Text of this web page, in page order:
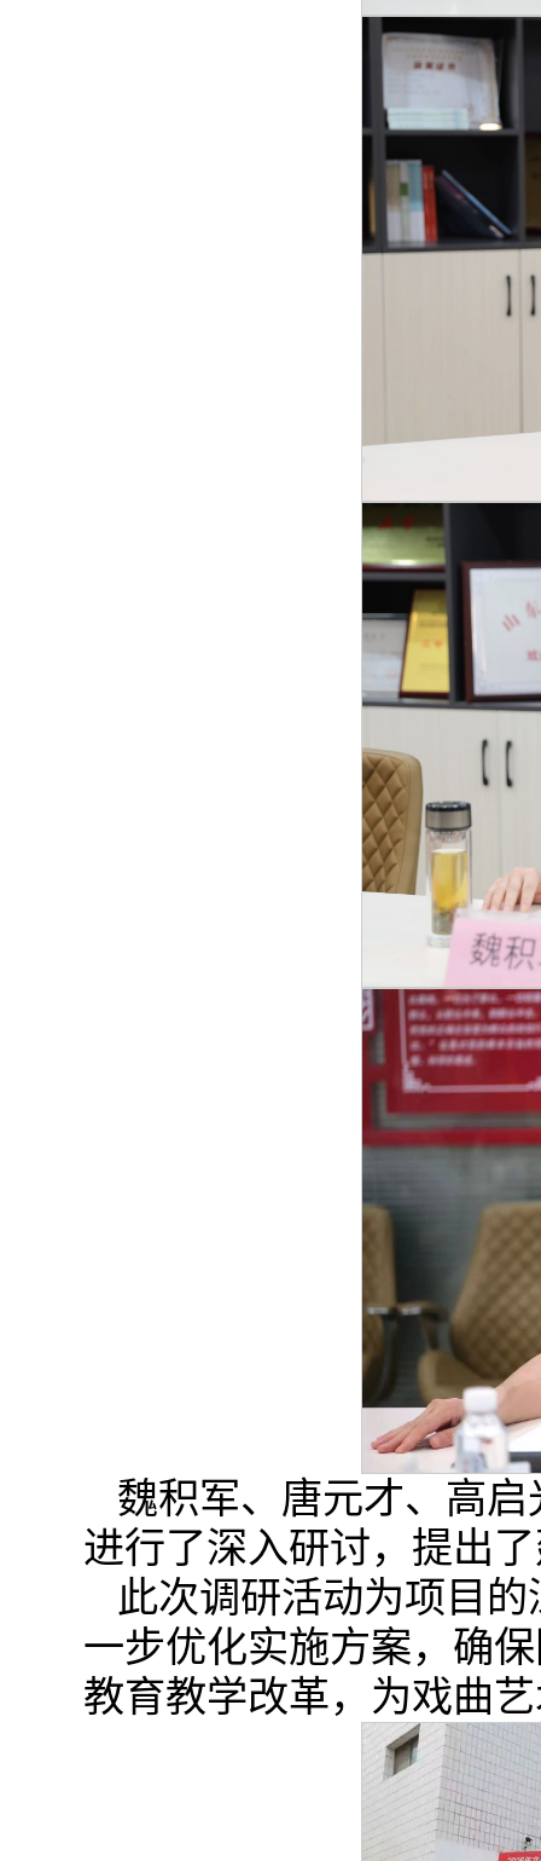
魏积军、唐元才、高
进行了深入研讨，提出
此次调研活动为项目
一步优化实施方案，确
教育教学改革，为戏曲